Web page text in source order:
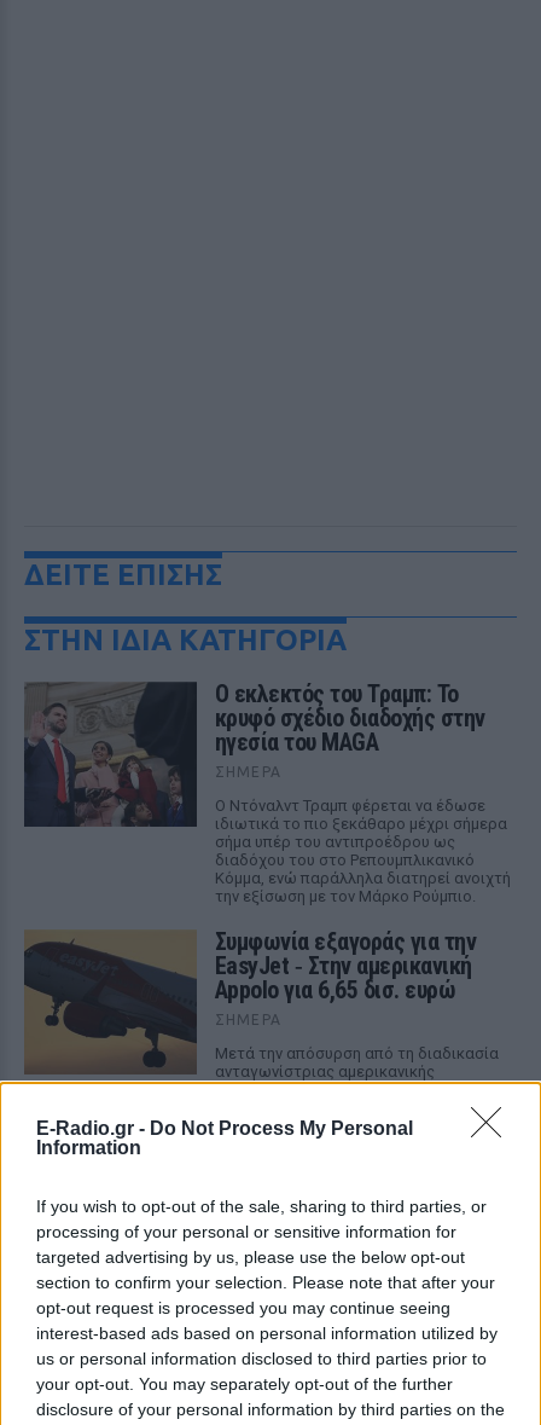
E-Radio.gr - Do Not Process My Personal
Information
If you wish to opt-out of the sale, sharing to third parties, or
processing of your personal or sensitive information for
targeted advertising by us, please use the below opt-out
section to confirm your selection. Please note that after your
opt-out request is processed you may continue seeing
interest-based ads based on personal information utilized by
us or personal information disclosed to third parties prior to
your opt-out. You may separately opt-out of the further
disclosure of your personal information by third parties on the
ΔΕΙΤΕ ΕΠΙΣΗΣ
ΣΤΗΝ ΙΔΙΑ ΚΑΤΗΓΟΡΙΑ
Ο εκλεκτός του Τραμπ: Το
κρυφό σχέδιο διαδοχής στην
ηγεσία του MAGA
ΣΉΜΕΡΑ
Ο Ντόναλντ Τραμπ φέρεται να έδωσε
ιδιωτικά το πιο ξεκάθαρο μέχρι σήμερα
σήμα υπέρ του αντιπροέδρου ως
διαδόχου του στο Ρεπουμπλικανικό
Κόμμα, ενώ παράλληλα διατηρεί ανοιχτή
την εξίσωση με τον Μάρκο Ρούμπιο.
Συμφωνία εξαγοράς για την
EasyJet ‑ Στην αμερικανική
Appolo για 6,65 δισ. ευρώ
ΣΉΜΕΡΑ
Μετά την απόσυρση από τη διαδικασία
ανταγωνίστριας αμερικανικής
επενδυτικής εταιρίας
Θέουτα: «Οι κάτοικοι είναι
στην περιοχή
ΣΉΜΕΡΑ
Όσα είπε ο πρόεδρος της Θέουτα
απευθυνόμενος στο Ευρωπαϊκό
Κοινοβούλιο